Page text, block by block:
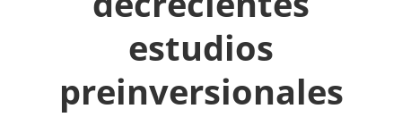
estudios
preinversionales